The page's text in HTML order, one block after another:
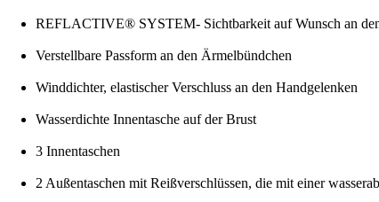
REFLACTIVE® SYSTEM- Sichtbarkeit auf Wunsch an
Verstellbare Passform an den Ärmelbündchen
Winddichter, elastischer Verschluss an den Handgelenken
Wasserdichte Innentasche auf der Brust
3 Innentaschen
2 Außentaschen mit Reißverschlüssen, die mit einer